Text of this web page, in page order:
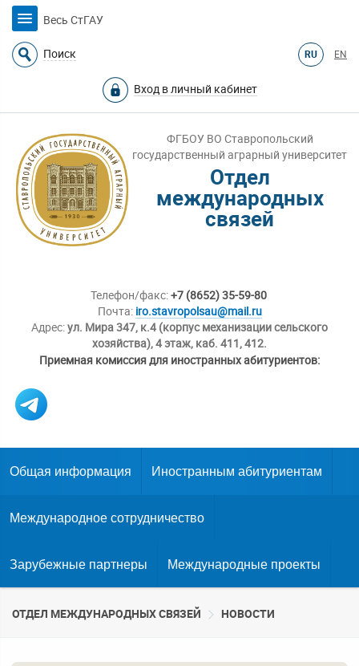
Весь СтГАУ
Поиск RU EN
Вход в личный кабинет
ФГБОУ ВО Ставропольский
государственный аграрный университет
Отдел
международных
связей
Телефон/факс:+7 (8652) 35-59-80
Почта: iro.stavropolsau@mail.ru
Адрес:ул. Мира 347, к.4 (корпус механизации сельского
хозяйства), 4 этаж, каб. 411, 412.
Приемная комиссия для иностранных абитуриентов:
Общая информация Иностранным абитуриентам
Международное сотрудничество
Зарубежные партнеры Международные проекты
ОТДЕЛ МЕЖДУНАРОДНЫХ СВЯЗЕЙ НОВОСТИ